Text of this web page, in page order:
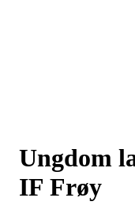
Ungdom
IF Frøy